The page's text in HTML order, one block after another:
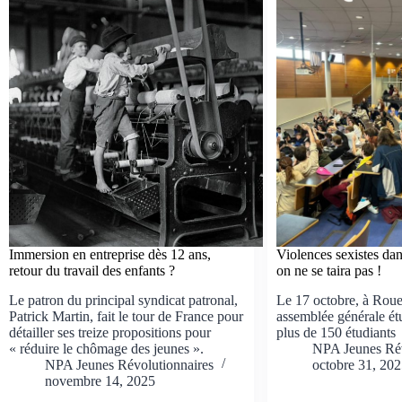
Immersion en entreprise dès 12 ans,
retour du travail des enfants ?
Le patron du principal syndicat patronal,
Patrick Martin, fait le tour de France pour
détailler ses treize propositions pour
« réduire le chômage des jeunes ».
NPA Jeunes Révolutionnaires
novembre 14, 2025
Violences sexistes
on ne se taira pas !
Le 17 octobre, à
assemblée générale
plus de 150 étudiants
NPA Jeunes
octobre 31,